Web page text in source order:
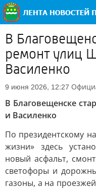
В
ремонт улиц
Василенко
9 июня 2026, 12:27
В Благовещенске
и Василенко
По президентскому
жизни» здесь
новый асфальт,
светофоры и
газоны, а на